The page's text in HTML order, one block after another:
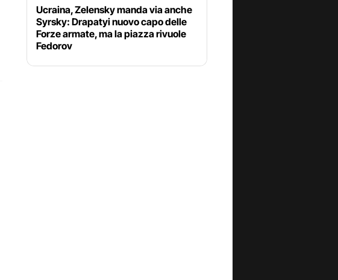
Ucraina, Zelensky manda via anche
Syrsky: Drapatyi nuovo capo delle
Forze armate, ma la piazza rivuole
Fedorov